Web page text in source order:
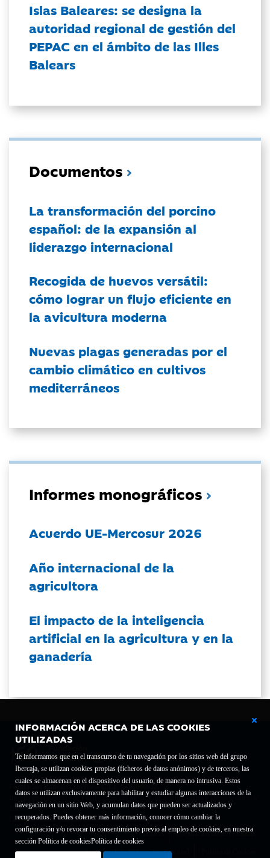
INFORMACIÓN ACERCA DE LAS COOKIES
UTILIZADAS
Te informamos que en el transcurso de tu navegación por los sitios web del grupo
Ibercaja, se utilizan cookies propias (ficheros de datos anónimos) y de terceros, las
cuales se almacenan en el dispositivo del usuario, de manera no intrusiva. Estos
datos se utilizan exclusivamente para habilitar y estudiar algunas interacciones de la
navegación en un sitio Web, y acumulan datos que pueden ser actualizados y
recuperados. Puedes obtener más información, conocer cómo cambiar la
configuración y/o revocar tu consentimiento previo al empleo de cookies, en nuestra
sección Política de cookiesPolítica de cookies
Islas Baleares: se designa la
autoridad regional de gestión del
PEPAC en el ámbito de las Illes
Balears
Documentos
La transformación del porcino
español: de la expansión al
liderazgo internacional
Recogida de huevos versátil:
cómo lograr un flujo eficiente en
la avicultura moderna
Nuevas plagas generadas por el
cambio climático en cultivos
mediterráneos
Informes monográficos
Acuerdo UE-Mercosur 2026
Año internacional de la
agricultora
El impacto de la inteligencia
artificial en la agricultura y en la
ganadería
Fundación Bancaria Ibercaja C.I.F. G-50000652.
Inscrita en el Registro de Fundaciones del Mº de Educación, Cultura y Deporte con el nº
1689.
Domicilio social: Joaquín Costa, 13. 50001 Zaragoza.
Contacto
Declaración de accesibilidad
Aviso legal Política de privacidad